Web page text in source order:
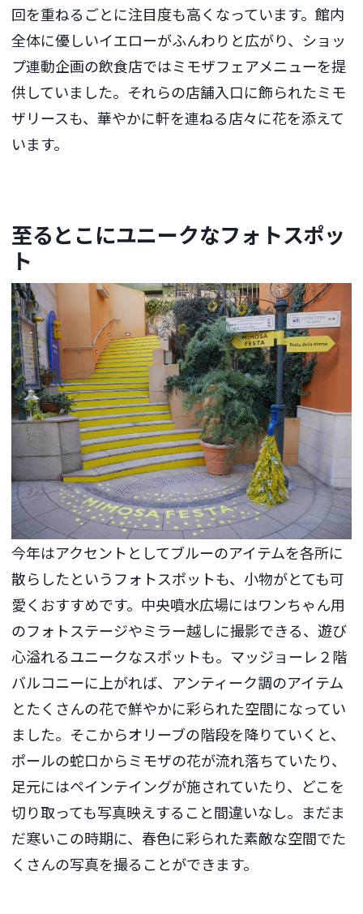
回を重ねるごとに注目度も高くなっています。館内
全体に優しいイエローがふんわりと広がり、ショッ
プ連動企画の飲食店ではミモザフェアメニューを提
供していました。それらの店舗入口に飾られたミモ
ザリースも、華やかに軒を連ねる店々に花を添えて
います。
至るとこにユニークなフォトスポッ
ト
今年はアクセントとしてブルーのアイテムを各所に
散らしたというフォトスポットも、小物がとても可
愛くおすすめです。中央噴水広場にはワンちゃん用
のフォトステージやミラー越しに撮影できる、遊び
心溢れるユニークなスポットも。マッジョーレ２階
バルコニーに上がれば、アンティーク調のアイテム
とたくさんの花で鮮やかに彩られた空間になってい
ました。そこからオリーブの階段を降りていくと、
ポールの蛇口からミモザの花が流れ落ちていたり、
足元にはペインテイングが施されていたり、どこを
切り取っても写真映えすること間違いなし。まだま
だ寒いこの時期に、春色に彩られた素敵な空間でた
くさんの写真を撮ることができます。